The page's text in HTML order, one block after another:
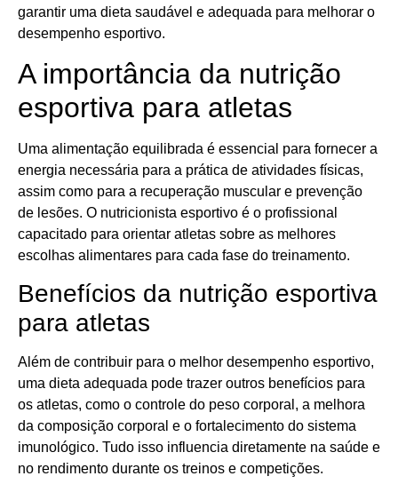
garantir uma dieta saudável e adequada para melhorar o
desempenho esportivo.
A importância da nutrição
esportiva para atletas
Uma alimentação equilibrada é essencial para fornecer a
energia necessária para a prática de atividades físicas,
assim como para a recuperação muscular e prevenção
de lesões. O nutricionista esportivo é o profissional
capacitado para orientar atletas sobre as melhores
escolhas alimentares para cada fase do treinamento.
Benefícios da nutrição esportiva
para atletas
Além de contribuir para o melhor desempenho esportivo,
uma dieta adequada pode trazer outros benefícios para
os atletas, como o controle do peso corporal, a melhora
da composição corporal e o fortalecimento do sistema
imunológico. Tudo isso influencia diretamente na saúde e
no rendimento durante os treinos e competições.